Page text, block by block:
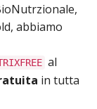
abbiamo
al
in tutta